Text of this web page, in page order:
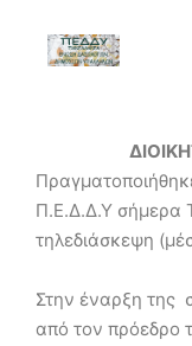
Π.Ε.Δ.Δ.Υ σήμερα
τηλεδιάσκεψη
Στην έναρξη της
από τον πρόεδρο